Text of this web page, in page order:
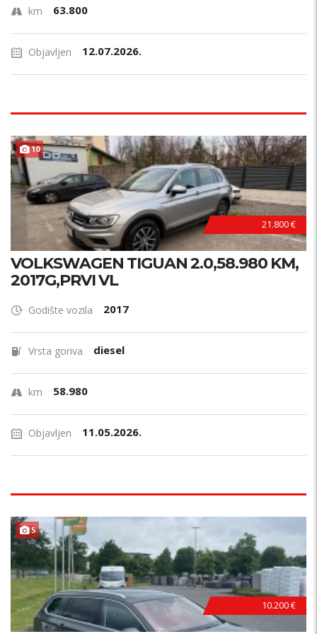
km 63.800
Objavljen 12.07.2026.
10
21.800 €
VOLKSWAGEN TIGUAN 2.0,58.980 KM,
2017G,PRVI VL
Godište vozila 2017
Vrsta goriva diesel
km 58.980
Objavljen 11.05.2026.
5
10.200 €